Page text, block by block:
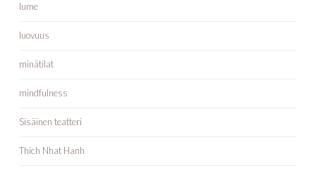
lume
luovuus
minätilat
mindfulness
Sisäinen teatteri
Thich Nhat Hanh